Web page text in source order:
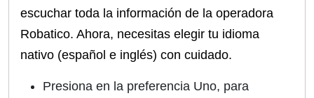
escuchar toda la información de la operadora
Robatico. Ahora, necesitas elegir tu idioma
nativo (español e inglés) con cuidado.
Presiona en la preferencia Uno, para